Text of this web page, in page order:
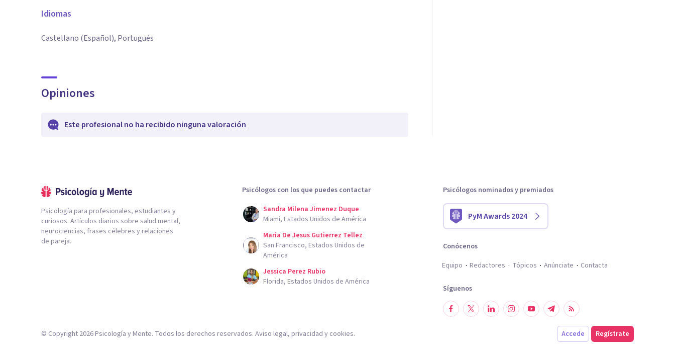
Idiomas
Castellano (Español), Portugués
Opiniones
Este profesional no ha recibido ninguna valoración
Psicología para profesionales, estudiantes y
curiosos. Artículos diarios sobre salud mental,
neurociencias, frases célebres y relaciones
de pareja.
Psicólogos con los que puedes contactar
Sandra Milena Jimenez Duque
Miami, Estados Unidos de América
Maria De Jesus Gutierrez Tellez
San Francisco, Estados Unidos de
América
Jessica Perez Rubio
Florida, Estados Unidos de América
Psicólogos nominados y premiados
PyM Awards 2024
Conócenos
Equipo
Redactores Tópicos Anúnciate Contacta
Síguenos
Accede Regístrate
© Copyright 2026Psicología y Mente. Todos los derechos reservados. Aviso legal, privacidad y cookies.